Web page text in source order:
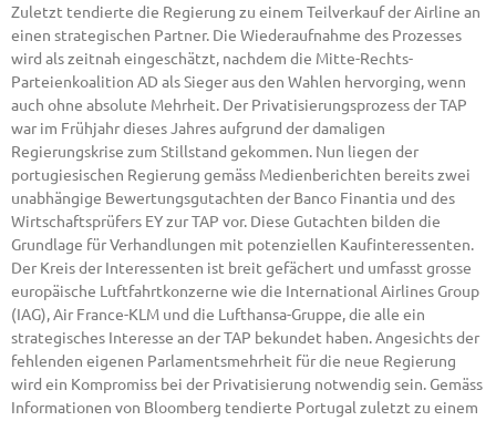
Zuletzt tendierte die Regierung zu einem Teilverkauf der Airline an
einen strategischen Partner. Die Wiederaufnahme des Prozesses
wird als zeitnah eingeschätzt, nachdem die Mitte-Rechts-
Parteienkoalition AD als Sieger aus den Wahlen hervorging, wenn
auch ohne absolute Mehrheit. Der Privatisierungsprozess der TAP
war im Frühjahr dieses Jahres aufgrund der damaligen
Regierungskrise zum Stillstand gekommen. Nun liegen der
portugiesischen Regierung gemäss Medienberichten bereits zwei
unabhängige Bewertungsgutachten der Banco Finantia und des
Wirtschaftsprüfers EY zur TAP vor. Diese Gutachten bilden die
Grundlage für Verhandlungen mit potenziellen Kaufinteressenten.
Der Kreis der Interessenten ist breit gefächert und umfasst grosse
europäische Luftfahrtkonzerne wie die International Airlines Group
(IAG), Air France-KLM und die Lufthansa-Gruppe, die alle ein
strategisches Interesse an der TAP bekundet haben. Angesichts der
fehlenden eigenen Parlamentsmehrheit für die neue Regierung
wird ein Kompromiss bei der Privatisierung notwendig sein. Gemäss
Informationen von Bloomberg tendierte Portugal zuletzt zu einem